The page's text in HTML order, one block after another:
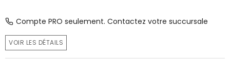
Compte PRO seulement. Contactez votre succursale
VOIR LES DÉTAILS